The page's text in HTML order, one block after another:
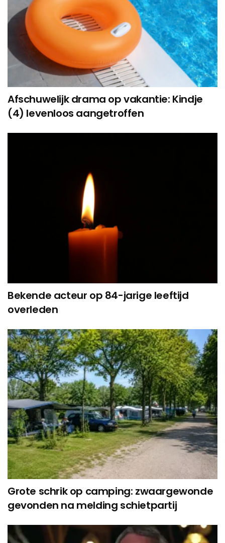
Afschuwelijk drama op vakantie: Kindje
(4) levenloos aangetroffen
Bekende acteur op 84-jarige leeftijd
overleden
Grote schrik op camping: zwaargewonde
gevonden na melding schietpartij